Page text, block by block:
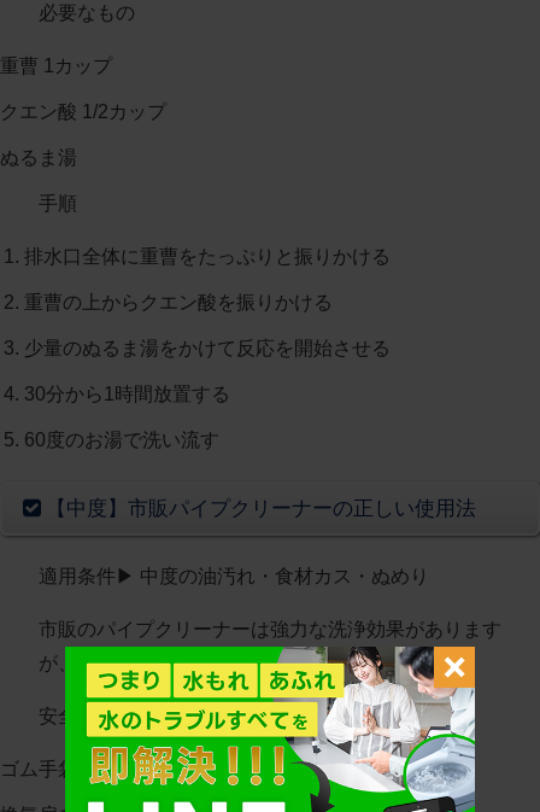
必要なもの
重曹 1カップ
クエン酸 1/2カップ
ぬるま湯
手順
排水口全体に重曹をたっぷりと振りかける
重曹の上からクエン酸を振りかける
少量のぬるま湯をかけて反応を開始させる
30分から1時間放置する
60度のお湯で洗い流す
【中度】市販パイプクリーナーの正しい使用法
適用条件 ▶︎ 中度の油汚れ・食材カス・ぬめり
市販のパイプクリーナーは強力な洗浄効果があります
が、
正しい使用方法と安全対策が重要です。
安全対策
ゴム手袋・保護眼鏡着用必須